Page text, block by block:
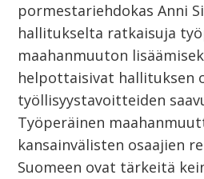
pormestariehdokas Anni
hallitukselta ratkaisuja
maahanmuuton
helpottaisivat hallituksen
työllisyystavoitteiden
Työperäinen
kansainvälisten osaajien
Suomeen ovat tärkeitä